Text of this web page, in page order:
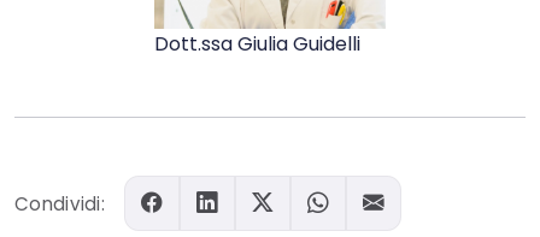
Dott.ssa Giulia Guidelli
Condividi: